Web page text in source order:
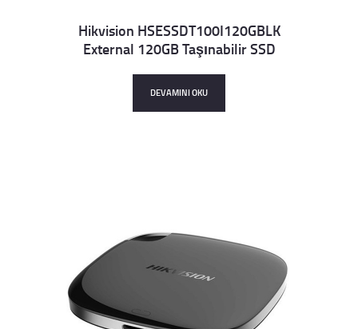
Details
Hikvision HSESSDT100I120GBLK
External 120GB Taşınabilir SSD
DEVAMINI OKU